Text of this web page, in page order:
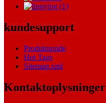
kundesupport
Produktguide
Hot Tags
Sitemap.xml
Kontaktoplysninger